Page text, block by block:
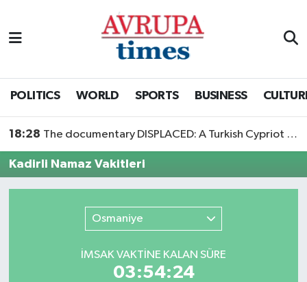
POLITICS WORLD SPORTS BUSINESS
18:28 The documentary DISPLACED: A Turkish Cypriot Story is now available to watch
Kadirli Namaz Vakitleri
Osmaniye
İMSAK VAKTİNE KALAN SÜRE
03:54:24
Nöbetçi Eczaneler
Süper Lig Puan Durumu ve Fikstür
Son Dakika Haberleri